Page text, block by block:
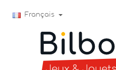
Français